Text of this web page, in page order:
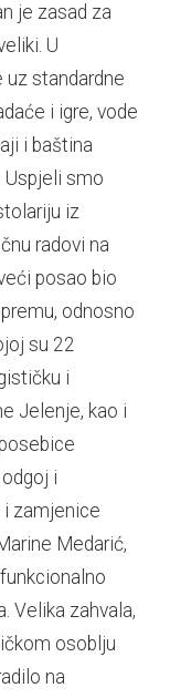
je zasad za
U
standardne
i igre, vode
i baština
Uspjeli smo
iz
radovi na
posao bio
odnosno
su 22
i
Jelenje, kao i
i
i zamjenice
Medarić,
Velika zahvala,
osoblju
na